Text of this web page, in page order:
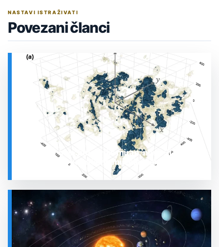
NASTAVI ISTRAŽIVATI
Povezani članci
SVEMIR
Prostor oko Sunca nije miran: nova 3D karta
otkrila plin koji stalno mijenja stanje